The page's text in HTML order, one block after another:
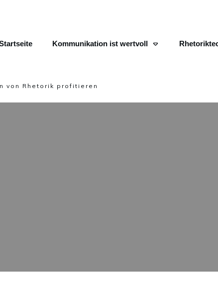
Kommunikation ist wertvoll
von Rhetorik profitieren